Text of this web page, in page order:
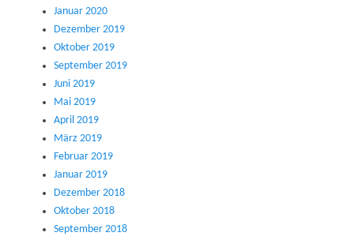
Januar 2020
Dezember 2019
Oktober 2019
September 2019
Juni 2019
Mai 2019
April 2019
März 2019
Februar 2019
Januar 2019
Dezember 2018
Oktober 2018
September 2018